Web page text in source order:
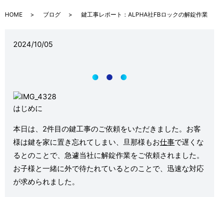
HOME ブログ 鍵工事レポート：ALPHA社FBロックの解錠作業
2024/10/05
はじめに
本日は、2件目の鍵工事のご依頼をいただきました。お客
様は鍵を家に置き忘れてしまい、旦那様もお仕事で遅くな
るとのことで、急遽当社に解錠作業をご依頼されました。
お子様と一緒に外で待たれているとのことで、迅速な対応
が求められました。